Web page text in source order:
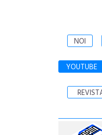
NOI
YOUTUBE